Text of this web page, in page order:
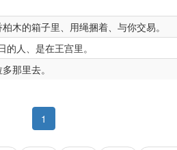
木的箱子里、用绳捆着、与你交易。
的人、是在王宫里。
那里去。
1